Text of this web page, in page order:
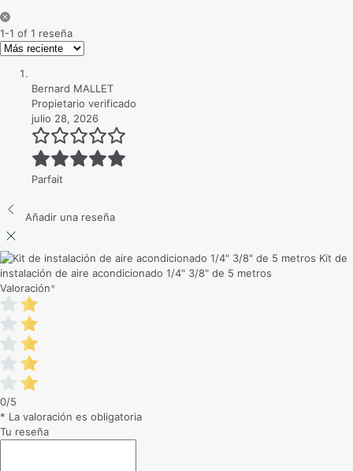
1-1 of 1 reseña
Bernard MALLET
Propietario verificado
julio 28, 2026
Parfait
Añadir una reseña
Kit de
instalación de aire acondicionado 1/4" 3/8" de 5 metros
Valoración*
0/5
* La valoración es obligatoria
Tu reseña